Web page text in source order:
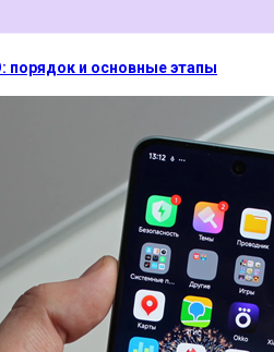
порядок и основные этапы